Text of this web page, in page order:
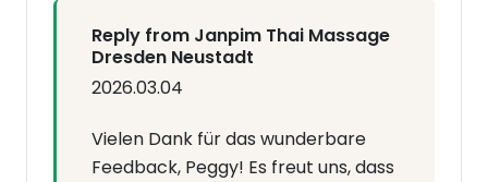
Reply from Janpim Thai Massage
Dresden Neustadt
2026.03.04
Vielen Dank für das wunderbare
Feedback, Peggy! Es freut uns, dass